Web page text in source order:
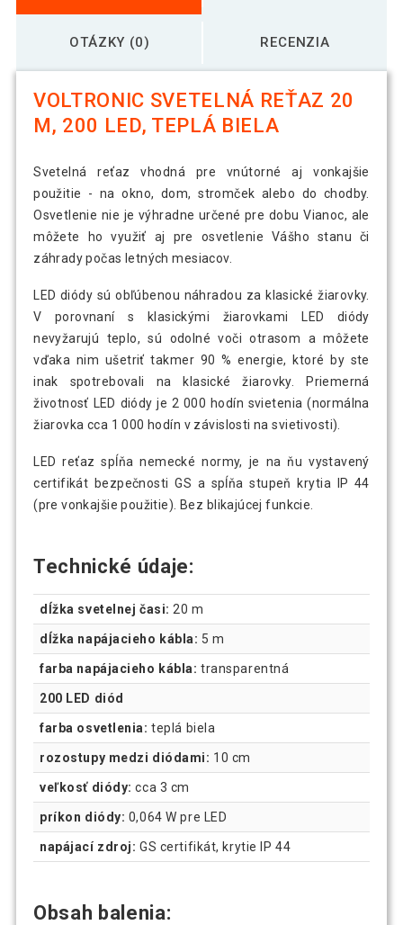
OTÁZKY (0) RECENZIA
VOLTRONIC SVETELNÁ REŤAZ 20
M, 200 LED, TEPLÁ BIELA
Svetelná reťaz vhodná pre vnútorné aj vonkajšie
použitie - na okno, dom, stromček alebo do chodby.
Osvetlenie nie je výhradne určené pre dobu Vianoc, ale
môžete ho využiť aj pre osvetlenie Vášho stanu či
záhrady počas letných mesiacov.
LED diódy sú obľúbenou náhradou za klasické žiarovky.
V porovnaní s klasickými žiarovkami LED diódy
nevyžarujú teplo, sú odolné voči otrasom a môžete
vďaka nim ušetriť takmer 90 % energie, ktoré by ste
inak spotrebovali na klasické žiarovky. Priemerná
životnosť LED diódy je 2 000 hodín svietenia (normálna
žiarovka cca 1 000 hodín v závislosti na svietivosti).
LED reťaz spĺňa nemecké normy, je na ňu vystavený
certifikát bezpečnosti GS a spĺňa stupeň krytia IP 44
(pre vonkajšie použitie). Bez blikajúcej funkcie.
Technické údaje:
dĺžka svetelnej časi: 20 m
dĺžka napájacieho kábla: 5 m
farba napájacieho kábla: transparentná
200 LED diód
farba osvetlenia: teplá biela
rozostupy medzi diódami: 10 cm
veľkosť diódy: cca 3 cm
príkon diódy: 0,064 W pre LED
napájací zdroj: GS certifikát, krytie IP 44
Obsah balenia: